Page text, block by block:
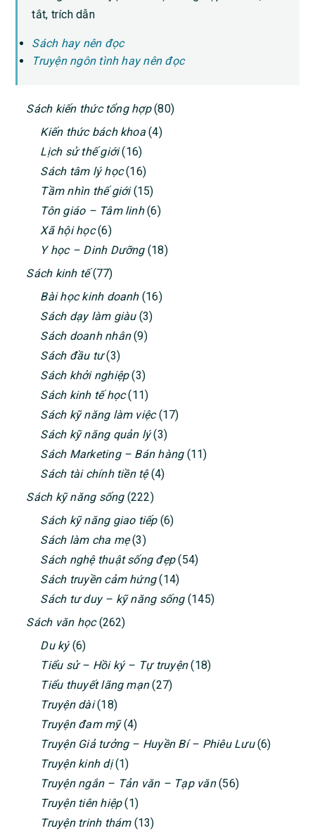
tắt, trích dẫn
Sách hay nên đọc
Truyện ngôn tình hay nên đọc
PRIMARY
SIDEBAR
Sách kiến thức tổng hợp(80)
Kiến thức bách khoa(4)
Lịch sử thế giới(16)
Sách tâm lý học(16)
Tầm nhìn thế giới(15)
Tôn giáo – Tâm linh(6)
Xã hội học(6)
Y học – Dinh Dưỡng(18)
Sách kinh tế(77)
Bài học kinh doanh(16)
Sách dạy làm giàu(3)
Sách doanh nhân(9)
Sách đầu tư(3)
Sách khởi nghiệp(3)
Sách kinh tế học(11)
Sách kỹ năng làm việc(17)
Sách kỹ năng quản lý(3)
Sách Marketing – Bán hàng(11)
Sách tài chính tiền tệ(4)
Sách kỹ năng sống(222)
Sách kỹ năng giao tiếp(6)
Sách làm cha mẹ(3)
Sách nghệ thuật sống đẹp(54)
Sách truyền cảm hứng(14)
Sách tư duy – kỹ năng sống(145)
Sách văn học(262)
Du ký(6)
Tiểu sử – Hồi ký – Tự truyện(18)
Tiểu thuyết lãng mạn(27)
Truyện dài(18)
Truyện đam mỹ(4)
Truyện Giả tưởng – Huyền Bí – Phiêu Lưu(6)
Truyện kinh dị(1)
Truyện ngắn – Tản văn – Tạp văn(56)
Truyện tiên hiệp(1)
Truyện trinh thám(13)